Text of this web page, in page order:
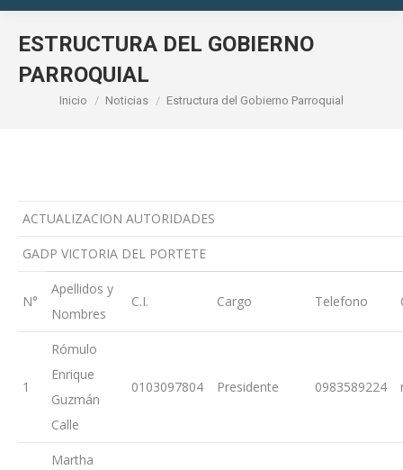
ESTRUCTURA DEL GOBIERNO
PARROQUIAL
Estás aquí:
Inicio Noticias Estructura del Gobierno Parroquial
ACTUALIZACION AUTORIDADES
GADP VICTORIA DEL PORTETE
N°
Apellidos y
Nombres
C.I. Cargo Telefono
1
Rómulo
Enrique
Guzmán
Calle
0103097804 Presidente 0983589224
Martha